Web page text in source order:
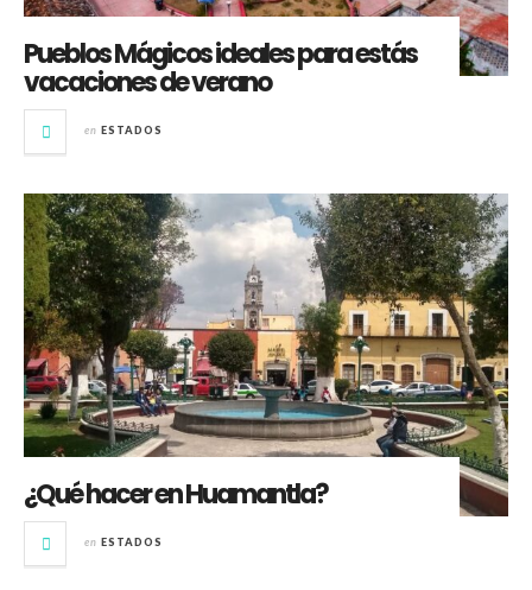
Pueblos Mágicos ideales para estás
vacaciones de verano
en ESTADOS
¿Qué hacer en Huamantla?
en ESTADOS